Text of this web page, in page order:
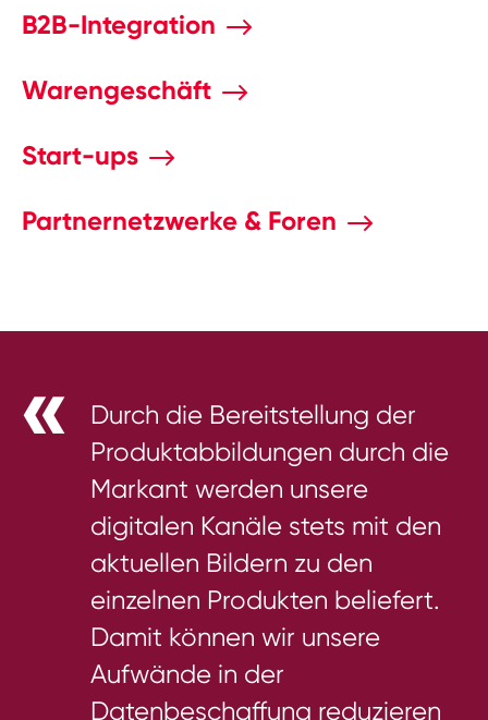
B2B-Integration
Warengeschäft
Start-ups
Partnernetzwerke & Foren
Durch die Bereitstellung der
Produktabbildungen durch die
Markant werden unsere
digitalen Kanäle stets mit den
aktuellen Bildern zu den
einzelnen Produkten beliefert.
Damit können wir unsere
Aufwände in der
Datenbeschaffung reduzieren